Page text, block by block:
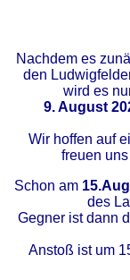
Nachdem es
den
wird es
9. August
Wir hoffen auf
freuen
Schon am
des
Gegner ist dann
Anstoß ist um